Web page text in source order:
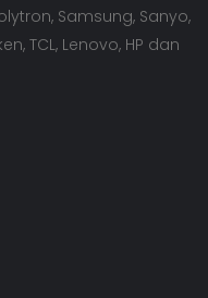
Samsung, Sanyo,
TCL, Lenovo, HP dan